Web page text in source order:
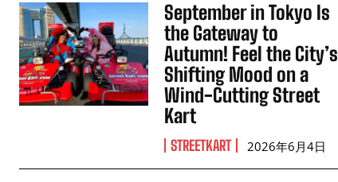
September in Tokyo Is
the Gateway to
Autumn! Feel the City’s
Shifting Mood on a
Wind-Cutting Street
Kart
STREETKART 2026年6月4日